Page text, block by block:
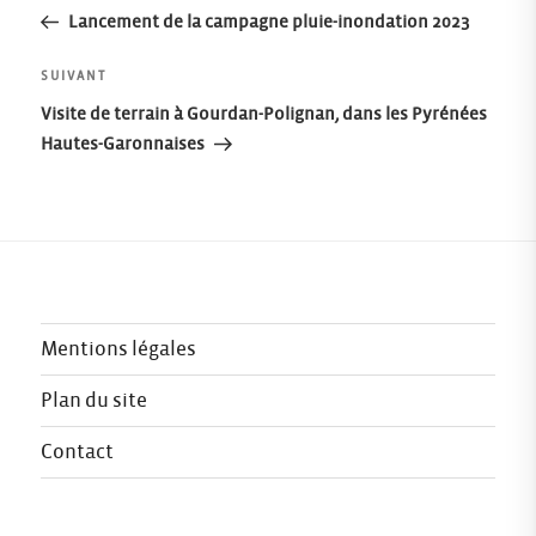
l’article
précédent
Lancement de la campagne pluie-inondation 2023
Article
suivant
SUIVANT
Visite de terrain à Gourdan-Polignan, dans les Pyrénées
Hautes-Garonnaises
Mentions légales
Plan du site
Contact